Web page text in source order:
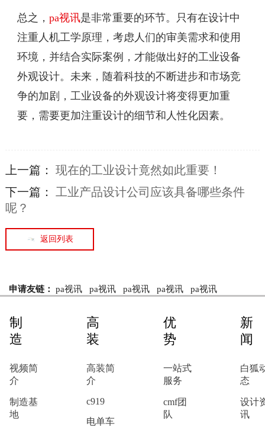
总之， pa视讯是非常重要的环节。只有在设计中
注重人机工学原理，考虑人们的审美需求和使用
环境，并结合实际案例，才能做出好的工业设备
外观设计。未来，随着科技的不断进步和市场竞
争的加剧，工业设备的外观设计将变得更加重
要，需要更加注重设计的细节和人性化因素。
上一篇： 现在的工业设计竟然如此重要！
下一篇： 工业产品设计公司应该具备哪些条件
呢？
返回列表
申请友链： pa视讯 pa视讯 pa视讯 pa视讯 pa视讯
制
造
视频简
介
制造基
地
高
装
高装简
介
c919
电单车
优
势
一站式
服务
cmf团
队
新
闻
白狐
态
设计
讯